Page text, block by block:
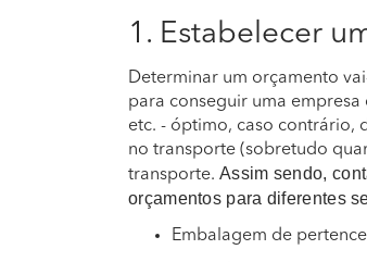
1. Estabelecer
Determinar um orçamento
para conseguir uma empresa
etc. - óptimo, caso contrário,
no transporte (sobretudo
transporte. Assim sendo,
orçamentos para diferentes
Embalagem de